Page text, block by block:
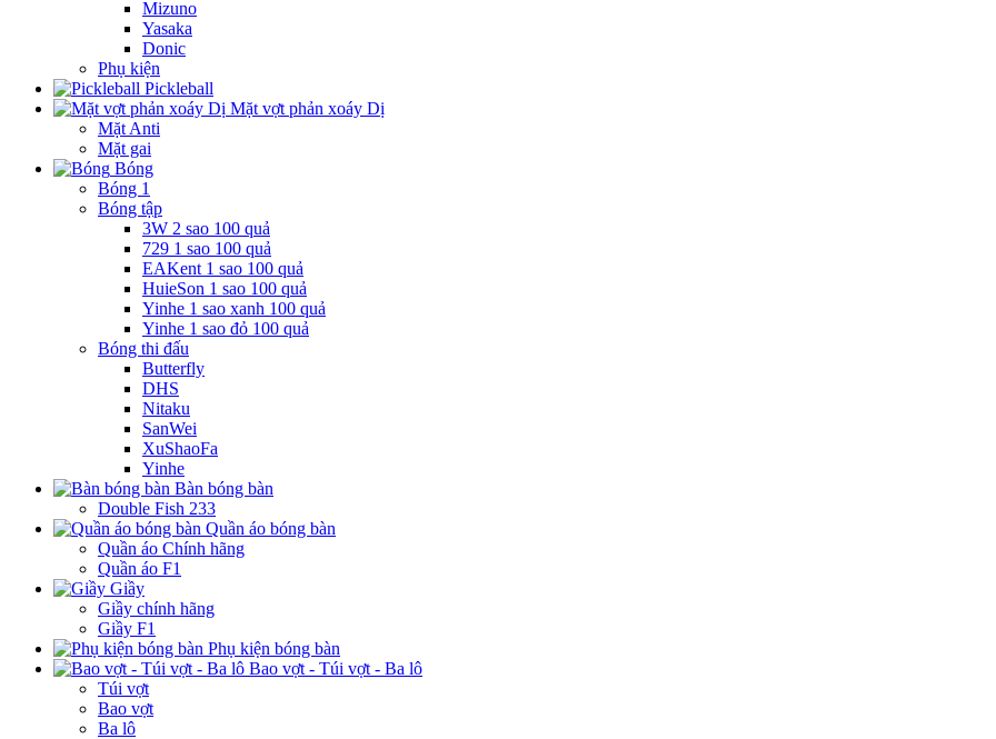
Mizuno
Yasaka
Donic
Phụ kiện
Pickleball
Mặt vợt phản xoáy Dị
Mặt Anti
Mặt gai
Bóng
Bóng 1
Bóng tập
3W 2 sao 100 quả
729 1 sao 100 quả
EAKent 1 sao 100 quả
HuieSon 1 sao 100 quả
Yinhe 1 sao xanh 100 quả
Yinhe 1 sao đỏ 100 quả
Bóng thi đấu
Butterfly
DHS
Nitaku
SanWei
XuShaoFa
Yinhe
Bàn bóng bàn
Double Fish 233
Quần áo bóng bàn
Quần áo Chính hãng
Quần áo F1
Giầy
Giầy chính hãng
Giầy F1
Phụ kiện bóng bàn
Bao vợt - Túi vợt - Ba lô
Túi vợt
Bao vợt
Ba lô